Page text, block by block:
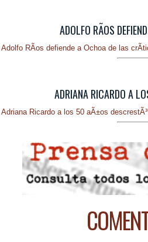
ADOLFO RÃ­OS
Adolfo RÃ­os defiende a Ochoa de las
ADRIANA RICARDO A
Adriana Ricardo a los 50 aÃ±os